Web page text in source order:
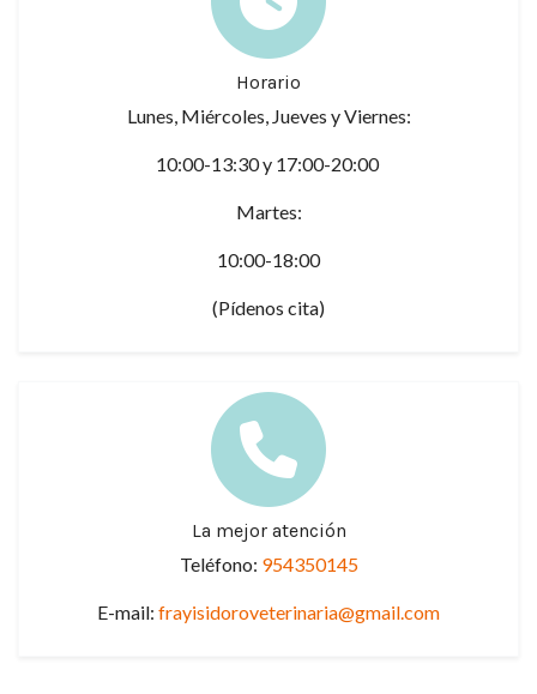
Horario
Lunes, Miércoles, Jueves y Viernes:
10:00-13:30 y 17:00-20:00
Martes:
10:00-18:00
(Pídenos cita)
La mejor atención
Teléfono: 954350145
E-mail: frayisidoroveterinaria@gmail.com